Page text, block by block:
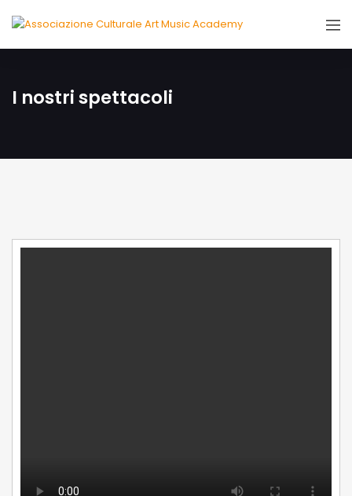
I nostri spettacoli